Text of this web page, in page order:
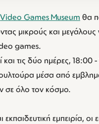
Video Games Museum θα
μικρούς και
games.
τις δύο ημέρες, 18:00 -
μέσα από
σε όλο τον κόσμο.
εμπειρία,